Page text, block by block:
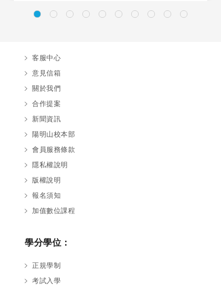
客服中心
意見信箱
關於我們
合作提案
新聞資訊
陽明山校本部
會員服務條款
隱私權說明
版權說明
報名須知
加值數位課程
學分學位：
正規學制
考試入學